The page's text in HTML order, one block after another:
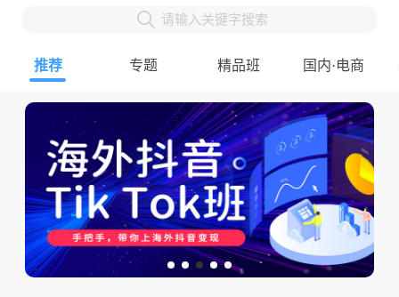
请输入关键字搜索
推荐 专题 精品班 国内·电商